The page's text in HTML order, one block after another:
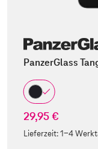
PanzerGlass
29,95 €
Lieferzeit:1-4